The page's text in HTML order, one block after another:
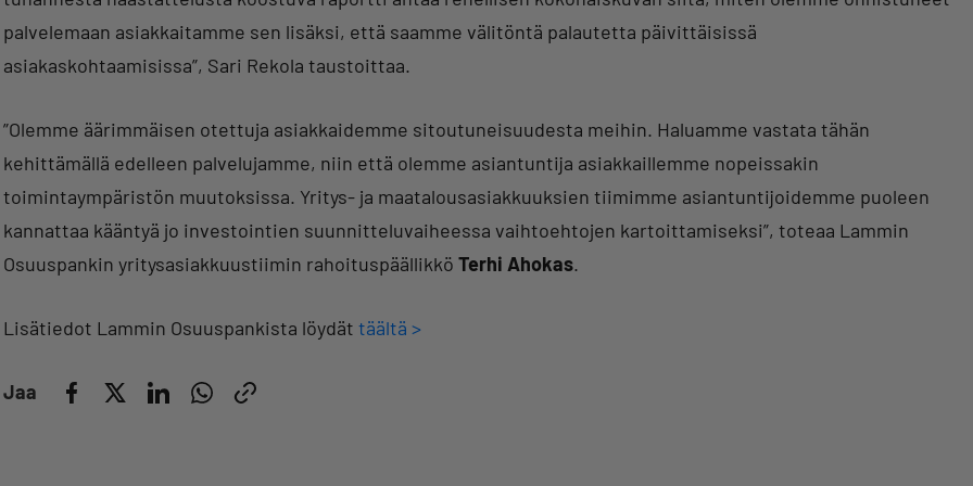
palvelemaan asiakkaitamme sen lisäksi, että saamme välitöntä palautetta päivittäisissä
asiakaskohtaamisissa”, Sari Rekola taustoittaa.
”Olemme äärimmäisen otettuja asiakkaidemme sitoutuneisuudesta meihin. Haluamme vastata tähän
kehittämällä edelleen palvelujamme, niin että olemme asiantuntija asiakkaillemme nopeissakin
toimintaympäristön muutoksissa. Yritys- ja maatalousasiakkuuksien tiimimme asiantuntijoidemme puoleen
kannattaa kääntyä jo investointien suunnitteluvaiheessa vaihtoehtojen kartoittamiseksi”, toteaa Lammin
Osuuspankin yritysasiakkuustiimin rahoituspäällikkö Terhi Ahokas.
Lisätiedot Lammin Osuuspankista löydät täältä >
Jaa